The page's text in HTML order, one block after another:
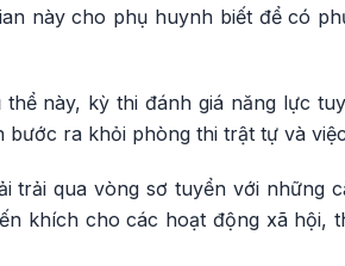
này cho phụ huynh biết để có
này, kỳ thi đánh giá năng lực
bước ra khỏi phòng thi trật tự và
trải qua vòng sơ tuyển với những
khích cho các hoạt động xã hội,